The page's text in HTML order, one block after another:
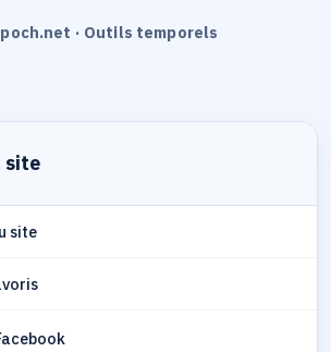
· Outils temporels
site
site